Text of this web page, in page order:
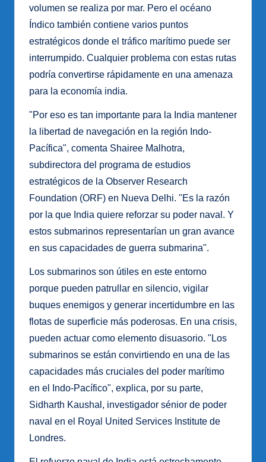
volumen se realiza por mar. Pero el océano
Índico también contiene varios puntos
estratégicos donde el tráfico marítimo puede ser
interrumpido. Cualquier problema con estas rutas
podría convertirse rápidamente en una amenaza
para la economía india.
"Por eso es tan importante para la India mantener
la libertad de navegación en la región Indo-
Pacífica", comenta Shairee Malhotra,
subdirectora del programa de estudios
estratégicos de la Observer Research
Foundation (ORF) en Nueva Delhi. "Es la razón
por la que India quiere reforzar su poder naval. Y
estos submarinos representarían un gran avance
en sus capacidades de guerra submarina".
Los submarinos son útiles en este entorno
porque pueden patrullar en silencio, vigilar
buques enemigos y generar incertidumbre en las
flotas de superficie más poderosas. En una crisis,
pueden actuar como elemento disuasorio. "Los
submarinos se están convirtiendo en una de las
capacidades más cruciales del poder marítimo
en el Indo-Pacífico", explica, por su parte,
Sidharth Kaushal, investigador sénior de poder
naval en el Royal United Services Institute de
Londres.